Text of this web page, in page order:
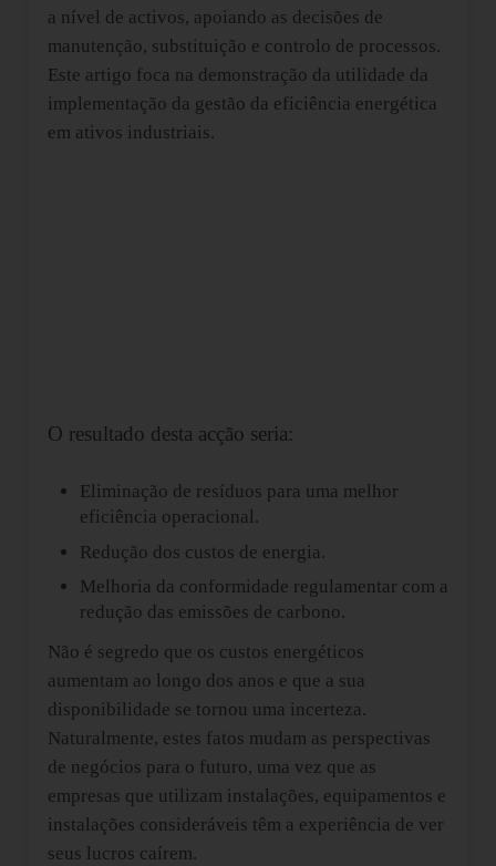
a nível de activos, apoiando as decisões de
manutenção, substituição e controlo de processos.
Este artigo foca na demonstração da utilidade da
implementação da gestão da eficiência energética
em ativos industriais.
O resultado desta acção seria:
Eliminação de resíduos para uma melhor
eficiência operacional.
Redução dos custos de energia.
Melhoria da conformidade regulamentar com a
redução das emissões de carbono.
Não é segredo que os custos energéticos
aumentam ao longo dos anos e que a sua
disponibilidade se tornou uma incerteza.
Naturalmente, estes fatos mudam as perspectivas
de negócios para o futuro, uma vez que as
empresas que utilizam instalações, equipamentos e
instalações consideráveis têm a experiência de ver
seus lucros caírem.